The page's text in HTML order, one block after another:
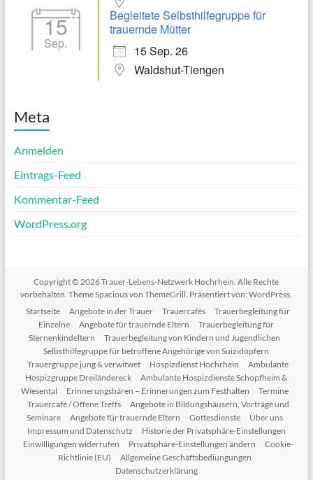
15
Sep.
Begleitete Selbsthilfegruppe für
trauernde Mütter
15 Sep. 26
Waldshut-Tiengen
Meta
Anmelden
Eintrags-Feed
Kommentar-Feed
WordPress.org
Copyright © 2026Trauer-Lebens-Netzwerk Hochrhein. Alle Rechte
vorbehalten. ThemeSpaciousvon ThemeGrill. Präsentiert von:WordPress.
Startseite
Angebote in der Trauer Trauercafés
Trauerbegleitung für
Einzelne
Angebote für trauernde Eltern
Trauerbegleitung für
Sternenkindeltern
Trauerbegleitung von Kindern und Jugendlichen
Selbsthilfegruppe für betroffene Angehörige von Suizidopfern
Trauergruppe jung & verwitwet
Hospizdienst Hochrhein
Ambulante
Hospizgruppe Dreiländereck
Ambulante Hospizdienste Schopfheim &
Wiesental
Erinnerungsbären – Erinnerungen zum Festhalten
Termine
Trauercafé / Offene Treffs
Angebote in Bildungshäusern, Vorträge und
Seminare
Angebote für trauernde Eltern Gottesdienste
Über uns
Impressum und Datenschutz
Historie der Privatsphäre-Einstellungen
Einwilligungen widerrufen
Privatsphäre-Einstellungen ändern
Cookie-
Richtlinie (EU)
Allgemeine Geschäftsbediungungen
Datenschutzerklärung